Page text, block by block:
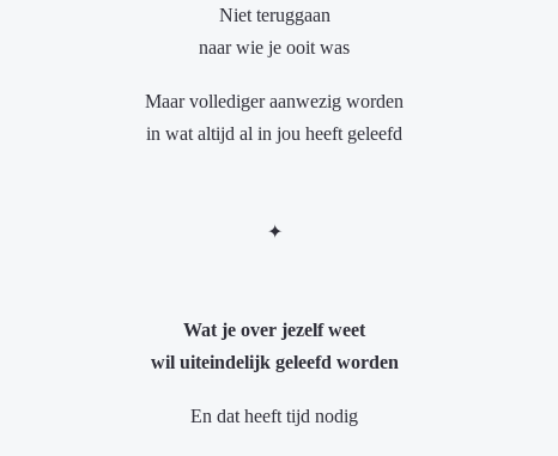
Niet teruggaan
naar wie je ooit was
Maar vollediger aanwezig worden
in wat altijd al in jou heeft geleefd
✦
Wat je over jezelf weet
wil uiteindelijk geleefd worden
En dat heeft tijd nodig